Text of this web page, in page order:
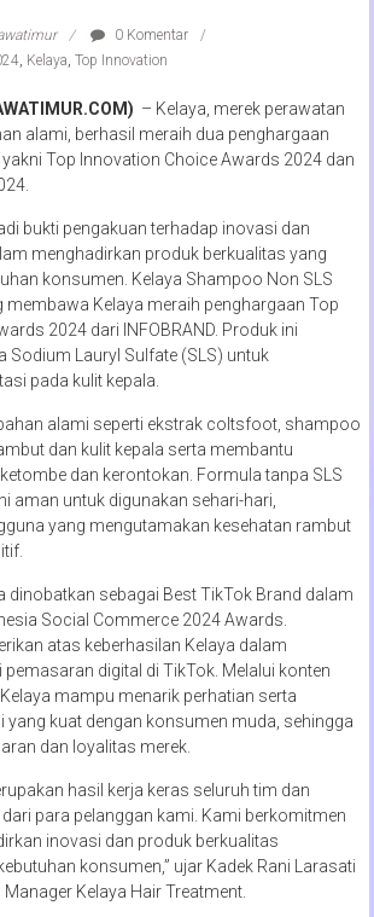
0 Komentar
, Kelaya, Top Innovation
– Kelaya, merek perawatan
alami, berhasil meraih dua penghargaan
Top Innovation Choice Awards 2024 dan
bukti pengakuan terhadap inovasi dan
menghadirkan produk berkualitas yang
konsumen. Kelaya Shampoo Non SLS
membawa Kelaya meraih penghargaan Top
2024 dari INFOBRAND. Produk ini
Sodium Lauryl Sulfate (SLS) untuk
pada kulit kepala.
alami seperti ekstrak coltsfoot, shampoo
dan kulit kepala serta membantu
dan kerontokan. Formula tanpa SLS
aman untuk digunakan sehari-hari,
yang mengutamakan kesehatan rambut
dinobatkan sebagai Best TikTok Brand dalam
Social Commerce 2024 Awards.
atas keberhasilan Kelaya dalam
digital di TikTok. Melalui konten
mampu menarik perhatian serta
yang kuat dengan konsumen muda, sehingga
dan loyalitas merek.
hasil kerja keras seluruh tim dan
para pelanggan kami. Kami berkomitmen
inovasi dan produk berkualitas
konsumen,” ujar Kadek Rani Larasati
Kelaya Hair Treatment.